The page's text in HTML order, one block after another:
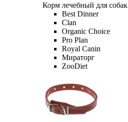
Корм лечебный для собак
Best Dinner
Clan
Organic Сhoice
Pro Plan
Royal Canin
Мираторг
ZooDiet